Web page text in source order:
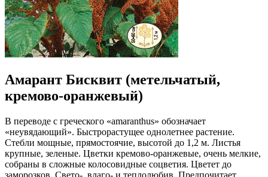
Амарант Бисквит (метельчатый,
кремово-оранжевый)
В переводе с греческого «аmaranthus» обозначает
«неувядающий». Быстрорастущее однолетнее растение.
Стебли мощные, прямостоячие, высотой до 1,2 м. Листья
крупные, зеленые. Цветки кремово-оранжевые, очень мелкие,
собраны в сложные колосовидные соцветия. Цветет до
заморозков. Свето-, влаго- и теплолюбив. Предпочитает